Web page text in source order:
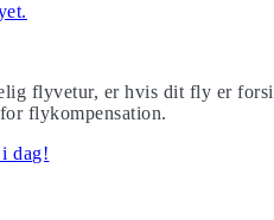
flyvetur, er hvis dit fly er
flykompensation.
dag!